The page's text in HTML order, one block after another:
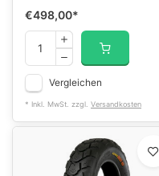
€498,00*
Vergleichen
* Inkl. MwSt. zzgl. Versandkosten